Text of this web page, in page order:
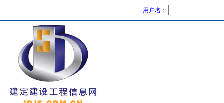
用户名：
空调设备 [采购中]
消防 [采购中]
油漆涂料 [采购中]
石材木材 [采购中]
电梯工程 [采购中]
防雷接地 [采购中]